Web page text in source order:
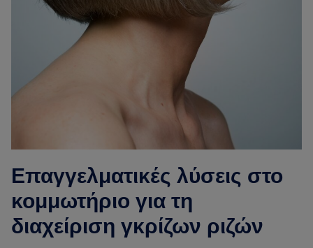
Επαγγελματικές λύσεις στο
κομμωτήριο για τη
διαχείριση γκρίζων ριζών